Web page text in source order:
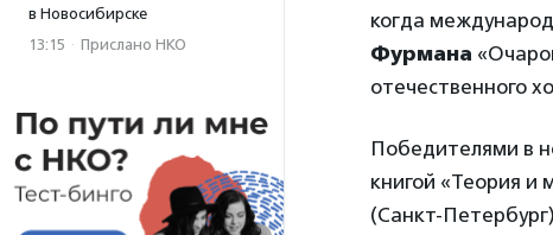
в Новосибирске
13:15 · Прислано НКО
когда
Фурмана
отечественного
Победителями в
книгой «Теория и
(Санкт-